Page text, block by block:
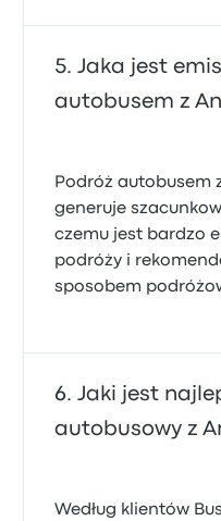
Jaka jest
autobusem z
Podróż autobusem
generuje
czemu jest bardzo
podróży i
sposobem
Jaki jest
autobusowy z
Według klientów